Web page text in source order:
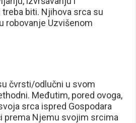
treba biti. Njihova srca su
robovanje Uzvišenom
čvrsti/odlučni u svom
Međutim, pored ovoga,
srca ispred Gospodara
prema Njemu svojim srcima